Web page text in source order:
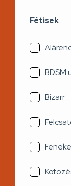
Fétisek
BDSM
Bizarr